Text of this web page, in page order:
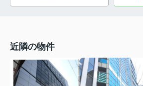
近隣の物件